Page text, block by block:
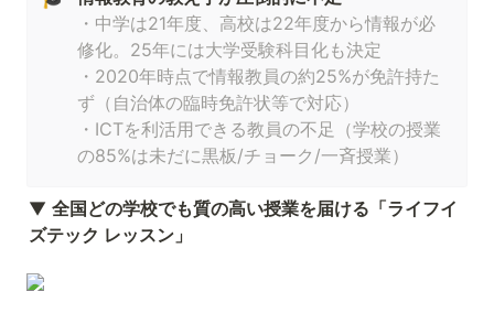
・中学は21年度、高校は22年度から情報が必
修化。25年には大学受験科目化も決定
・2020年時点で情報教員の約25%が免許持た
ず（自治体の臨時免許状等で対応）
・ICTを利活用できる教員の不足（学校の授業
の85%は未だに黒板/チョーク/一斉授業）
▼ 全国どの学校でも質の高い授業を届ける「ライフイ
ズテック レッスン」